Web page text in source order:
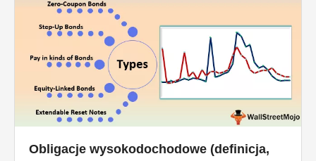
Obligacje wysokodochodowe (definicja,